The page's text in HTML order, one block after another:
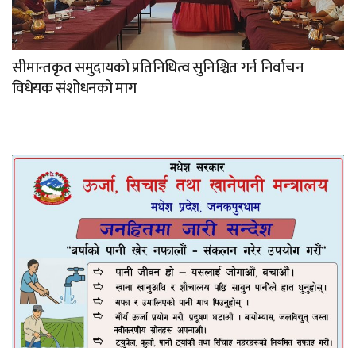
सीमान्तकृत समुदायको प्रतिनिधित्व सुनिश्चित गर्न निर्वाचन
विधेयक संशोधनको माग